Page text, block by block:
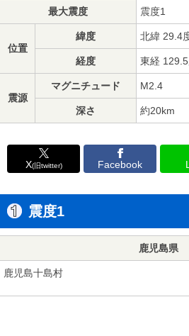
最大震度 震度1
位置
緯度 北緯 29.4
経度 東経
震源
マグニチュード M2.4
深さ 約20km
X(旧twitter) Facebook
震度1
鹿児島県
鹿児島十島村